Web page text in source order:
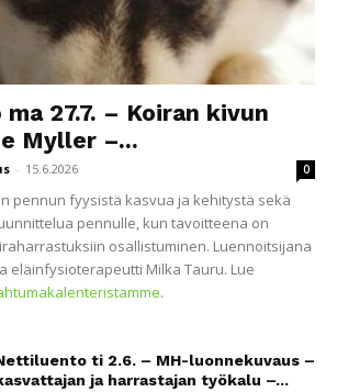
27.7. – Koiran kivun
Myller –...
- 15.6.2026 0
pennun fyysistä kasvua ja kehitystä sekä
pennulle, kun tavoitteena on
osallistuminen. Luennoitsijana
eläinfysioterapeutti Milka Tauru. Lue
.
ti 2.6. – MH-luonnekuvaus –
ja harrastajan työkalu –...